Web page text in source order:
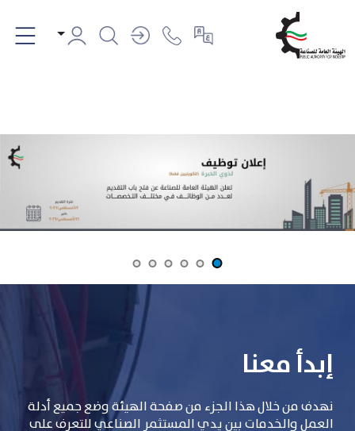
إبدأ معنا
نهدف من خلال هذا الجزء من صفحة الهيئة وضع جميع أدلة
العمل والخدمات بين يدي المستثمر الصناعي للتعرف على